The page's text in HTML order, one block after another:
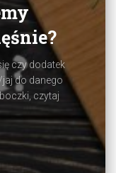
czy dodatek
do danego
czytaj